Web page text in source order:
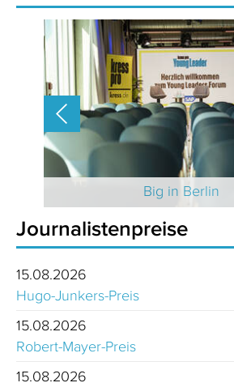
Big in Berlin
Journalistenpreise
15.08.2026
Hugo-Junkers-Preis
15.08.2026
Robert-Mayer-Preis
15.08.2026